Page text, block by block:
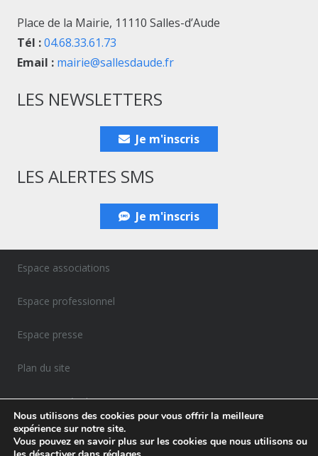
Place de la Mairie, 11110 Salles-d’Aude
Tél :04.68.33.61.73
Email : mairie@sallesdaude.fr
LES NEWSLETTERS
Je m'inscris
LES ALERTES SMS
Je m'inscris
Espace associations
Espace professionnel
Espace presse
Plan du site
Mentions Légales
Politique de confidentialité
Nous utilisons des cookies pour vous offrir la meilleure
expérience sur notre site.
Vous pouvez en savoir plus sur les cookies que nous utilisons ou